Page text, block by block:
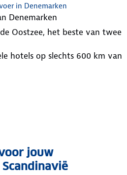
in Denemarken
Denemarken
jouw